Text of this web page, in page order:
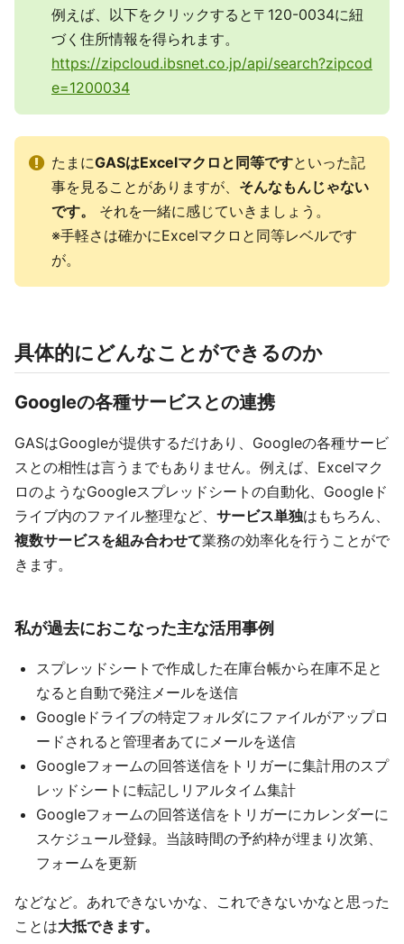
例えば、以下をクリックすると〒120-0034に紐
づく住所情報を得られます。
https://zipcloud.ibsnet.co.jp/api/search?zipcod
e=1200034
たまにGASはExcelマクロと同等ですといった記
事を見ることがありますが、 そんなもんじゃない
です。
それを一緒に感じていきましょう。
※手軽さは確かにExcelマクロと同等レベルです
が。
具体的にどんなことができるのか
Googleの各種サービスとの連携
GASはGoogleが提供するだけあり、Googleの各種サービ
スとの相性は言うまでもありません。例えば、Excelマク
ロのようなGoogleスプレッドシートの自動化、Googleド
ライブ内のファイル整理など、 サービス単独はもちろん、
複数サービスを組み合わせて業務の効率化を行うことがで
きます。
私が過去におこなった主な活用事例
スプレッドシートで作成した在庫台帳から在庫不足と
なると自動で発注メールを送信
Googleドライブの特定フォルダにファイルがアップロ
ードされると管理者あてにメールを送信
Googleフォームの回答送信をトリガーに集計用のスプ
レッドシートに転記しリアルタイム集計
Googleフォームの回答送信をトリガーにカレンダーに
スケジュール登録。当該時間の予約枠が埋まり次第、
フォームを更新
などなど。あれできないかな、これできないかなと思った
ことは大抵できます。